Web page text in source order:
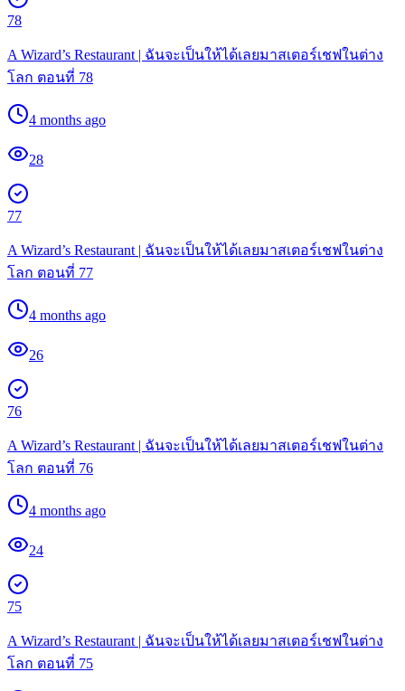
78
A Wizard’s Restaurant | ฉันจะเป็นให้ได้เลยมาสเตอร์เชฟในต่าง
โลก ตอนที่ 78
4 months ago
28
77
A Wizard’s Restaurant | ฉันจะเป็นให้ได้เลยมาสเตอร์เชฟในต่าง
โลก ตอนที่ 77
4 months ago
26
76
A Wizard’s Restaurant | ฉันจะเป็นให้ได้เลยมาสเตอร์เชฟในต่าง
โลก ตอนที่ 76
4 months ago
24
75
A Wizard’s Restaurant | ฉันจะเป็นให้ได้เลยมาสเตอร์เชฟในต่าง
โลก ตอนที่ 75